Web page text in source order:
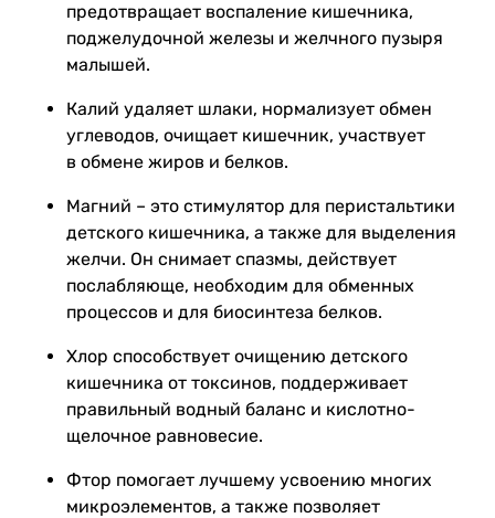
предотвращает воспаление кишечника,
поджелудочной железы и желчного пузыря
малышей.
Калий удаляет шлаки, нормализует обмен
углеводов, очищает кишечник, участвует
в обмене жиров и белков.
Магний – это стимулятор для перистальтики
детского кишечника, а также для выделения
желчи. Он снимает спазмы, действует
послабляюще, необходим для обменных
процессов и для биосинтеза белков.
Хлор способствует очищению детского
кишечника от токсинов, поддерживает
правильный водный баланс и кислотно-
щелочное равновесие.
Фтор помогает лучшему усвоению многих
микроэлементов, а также позволяет